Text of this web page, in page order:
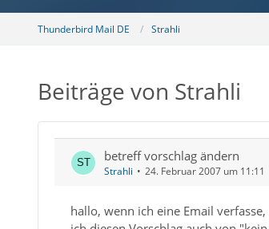
Thunderbird Mail DE Strahli
Beiträge von Strahli
betreff vorschlag ändern
Strahli 24. Februar 2007 um 11:11
hallo, wenn ich eine Email